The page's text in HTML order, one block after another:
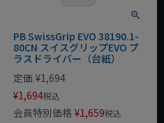
PB SwissGrip EVO 38190.1-
80CN スイスグリップEVO プ
ラスドライバー（台紙）
定価 ¥1,694
¥1,694税込
会員特別価格 ¥1,659税込